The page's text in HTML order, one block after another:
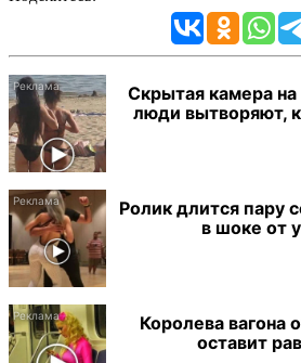
Скрытая камера
люди вытворяют,
Ролик длится пару
в шоке от
Королева вагона
оставит